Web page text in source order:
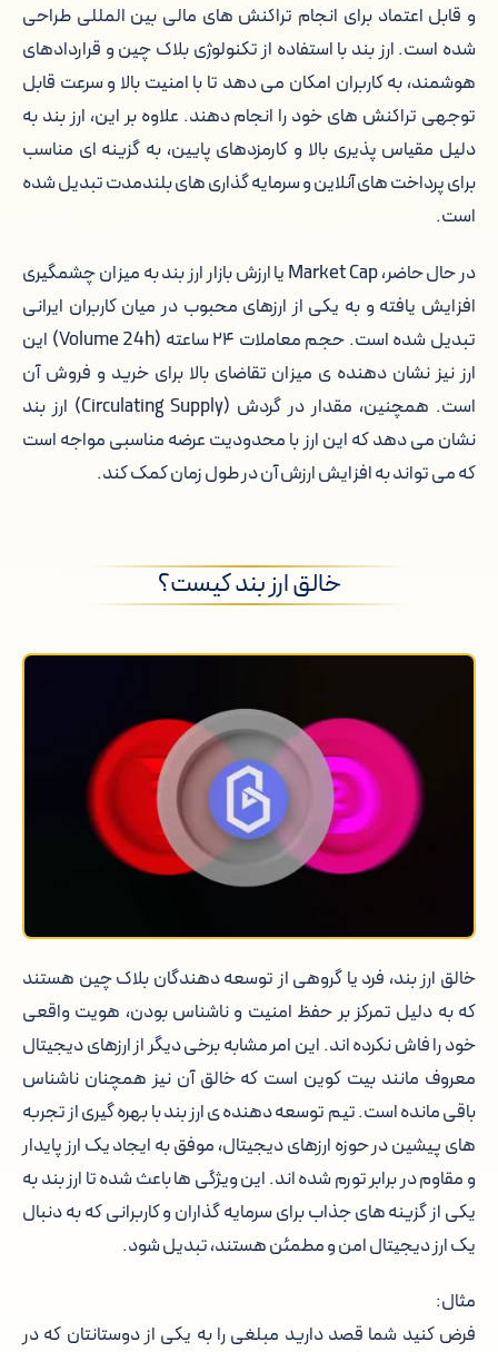
ویژگی های اصلی ارز بند
مقایسه ویژگی های ارز بند با بیت کوین,
اتریوم و تتر
و قابل اعتماد برای انجام تراکنش های مالی بین المللی طراحی
شده است. ارز بند با استفاده از تکنولوژی بلاک چین و قراردادهای
هوشمند، به کاربران امکان می دهد تا با امنیت بالا و سرعت قابل
توجهی تراکنش های خود را انجام دهند. علاوه بر این، ارز بند به
دلیل مقیاس پذیری بالا و کارمزدهای پایین، به گزینه ای مناسب
برای پرداخت های آنلاین و سرمایه گذاری های بلندمدت تبدیل شده
است.
در حال حاضر، Market Cap یا ارزش بازار ارز بند به میزان چشمگیری
افزایش یافته و به یکی از ارزهای محبوب در میان کاربران ایرانی
تبدیل شده است. حجم معاملات ۲۴ ساعته (Volume 24h) این
ارز نیز نشان دهنده ی میزان تقاضای بالا برای خرید و فروش آن
است. همچنین، مقدار در گردش (Circulating Supply) ارز بند
نشان می دهد که این ارز با محدودیت عرضه مناسبی مواجه است
که می تواند به افزایش ارزش آن در طول زمان کمک کند.
خالق ارز بند کیست؟
خالق ارز بند، فرد یا گروهی از توسعه دهندگان بلاک چین هستند
که به دلیل تمرکز بر حفظ امنیت و ناشناس بودن، هویت واقعی
خود را فاش نکرده اند. این امر مشابه برخی دیگر از ارزهای دیجیتال
معروف مانند بیت کوین است که خالق آن نیز همچنان ناشناس
باقی مانده است. تیم توسعه دهنده ی ارز بند با بهره گیری از تجربه
های پیشین در حوزه ارزهای دیجیتال، موفق به ایجاد یک ارز پایدار
و مقاوم در برابر تورم شده اند. این ویژگی ها باعث شده تا ارز بند به
یکی از گزینه های جذاب برای سرمایه گذاران و کاربرانی که به دنبال
یک ارز دیجیتال امن و مطمئن هستند، تبدیل شود.
مثال:
فرض کنید شما قصد دارید مبلغی را به یکی از دوستانتان که در